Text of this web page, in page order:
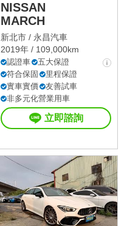
NISSAN
MARCH
新北市 / 永昌汽車
2019年 / 109,000km
認證車
五大保證
符合保固
里程保證
實車實價
友善試車
非多元化營業用車
立即諮詢